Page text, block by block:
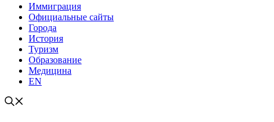
Иммиграция
Официальные сайты
Города
История
Туризм
Образование
Медицина
EN